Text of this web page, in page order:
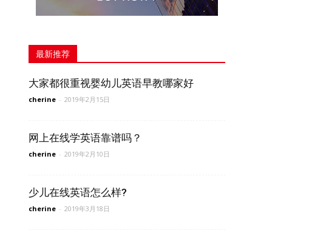
最新推荐
大家都很重视婴幼儿英语早教哪家好
cherine - 2019年2月15日
网上在线学英语靠谱吗？
cherine - 2019年2月10日
少儿在线英语怎么样?
cherine - 2019年3月18日